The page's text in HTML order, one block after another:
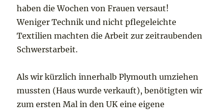
haben die Wochen von Frauen versaut!
Weniger Technik und nicht pflegeleichte
Textilien machten die Arbeit zur zeitraubenden
Schwerstarbeit.
Als wir kürzlich innerhalb Plymouth umziehen
mussten (Haus wurde verkauft), benötigten wir
zum ersten Mal in den UK eine eigene